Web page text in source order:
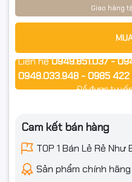
Giao hàng
Liên hệ0949.851.037 -
0948.033.948 - 0985 422
Để được tư
Cam kết bán hàng
TOP 1 Bán Lẻ Rẻ Như
Sản phẩm chính hãng
📦 Cam kết từ Shop
✅ Hàng chính hãng
✅ Xuất hóa đơn VAT đầy đủ
✅ Giao hàng nhanh – Đóng